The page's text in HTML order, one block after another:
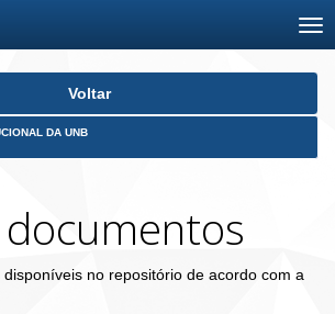
Voltar
DA UNB
no repositório de acordo com a